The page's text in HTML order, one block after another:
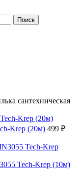
Поиск
сантехническая
Krep (20м) 499 ₽
Tech-Krep (10м)